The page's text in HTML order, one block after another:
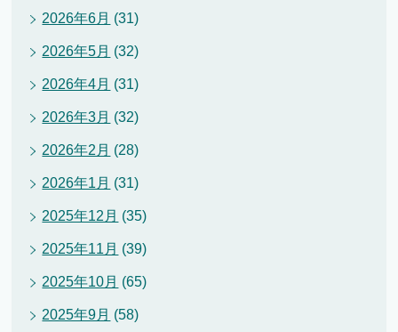
2026年6月 (31)
2026年5月 (32)
2026年4月 (31)
2026年3月 (32)
2026年2月 (28)
2026年1月 (31)
2025年12月 (35)
2025年11月 (39)
2025年10月 (65)
2025年9月 (58)